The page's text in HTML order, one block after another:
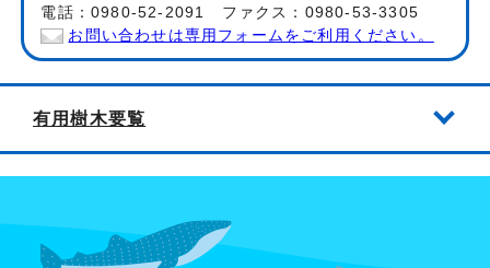
電話：0980-52-2091 ファクス：0980-53-3305
お問い合わせは専用フォームをご利用ください。
有用樹木要覧